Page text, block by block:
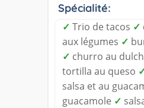
Spécialité:
✓ Trio de tacos ✓
aux légumes ✓
✓ churro au
tortilla au queso
salsa et au
guacamole ✓